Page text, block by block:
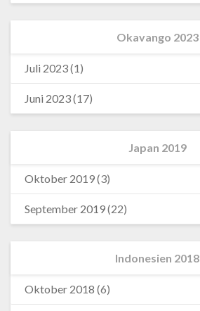
Okavango 2023
Juli 2023(1)
Juni 2023(17)
Japan 2019
Oktober 2019(3)
September 2019(22)
Indonesien 2018
Oktober 2018 (6)